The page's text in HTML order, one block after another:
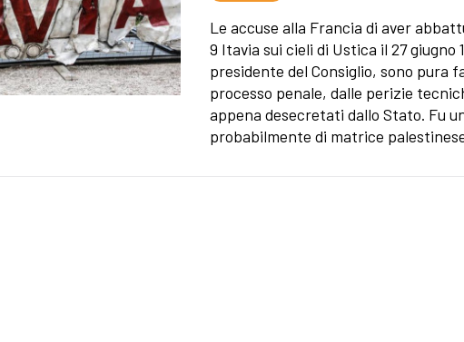
Le accuse alla Francia di aver
9 Itavia sui cieli di Ustica il 27 giugno
presidente del Consiglio, sono pura
processo penale, dalle perizie
appena desecretati dallo Stato. Fu
probabilmente di matrice